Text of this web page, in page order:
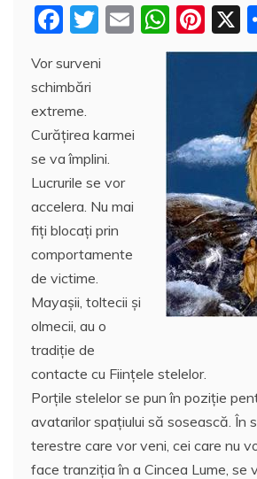
F
c
e
b
o
o
k
T
itt
E
W
h
A
p
p
Pi
nt
st
Vor surveni
schimbări
extreme.
Curăţirea karmei
se va împlini.
Lucrurile se vor
accelera. Nu mai
fiţi blocaţi prin
comportamente
de victime.
Mayaşii, toltecii şi
olmecii, au o
tradiţie de
contacte cu Fiinţele stelelor.
Porţile stelelor se pun în poziţie
avatarilor spaţiului să sosească. În
terestre care vor veni, cei care nu
face tranziţia în a Cincea Lume, se